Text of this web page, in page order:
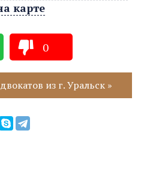
карте
0
из г. Уральск »